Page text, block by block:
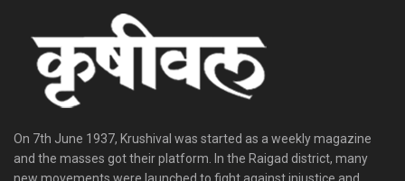
On 7th June 1937, Krushival was started as a weekly magazine
and the masses got their platform. In the Raigad district, many